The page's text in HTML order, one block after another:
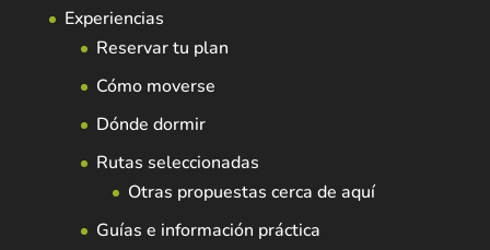
Experiencias
Reservar tu plan
Cómo moverse
Dónde dormir
Rutas seleccionadas
Otras propuestas cerca de aquí
Guías e información práctica